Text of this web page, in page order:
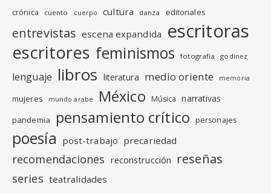
crónica cuento cuerpo cultura danza editoriales
entrevistas escena expandida escritoras
escritores feminismos fotografia godinez
lenguaje libros literatura medio oriente memoria
mujeres mundo arabe México Música narrativas
pandemia pensamiento crítico personajes
poesía post-trabajo precariedad
recomendaciones reconstrucción reseñas
series teatralidades